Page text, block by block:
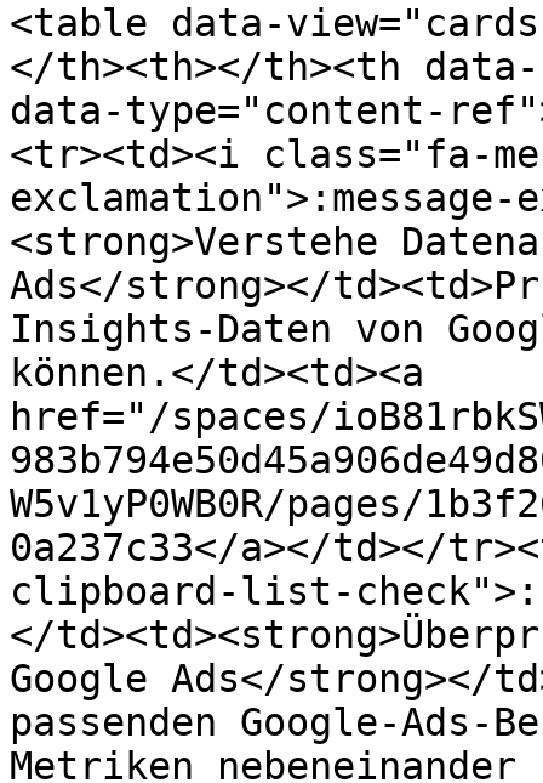
<table data-
</th><th></th><th
data-type="content-
<tr><td><i class="fa-
<strong>Verstehe
Ads</strong></
Insights-Daten von
können.</td><td><a
href="/spaces/
W5v1yP0WB0R/pages/
0a237c33</a></td></
clipboard-list-
</
Google Ads</strong></
passenden Google-
Metriken